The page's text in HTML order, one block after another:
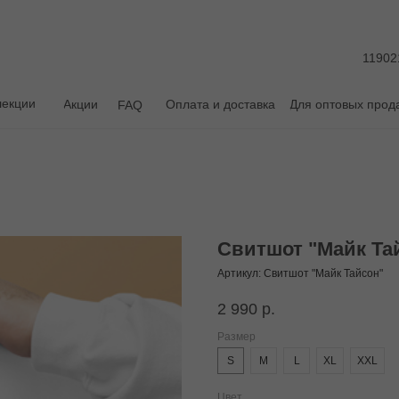
Акции FAQ Для оптовых
Оплата и доставка
Свитшот "Майк
Артикул: Свитшот "Майк Тайсон"
2 990 р.
Размер
S
M L XL XXL